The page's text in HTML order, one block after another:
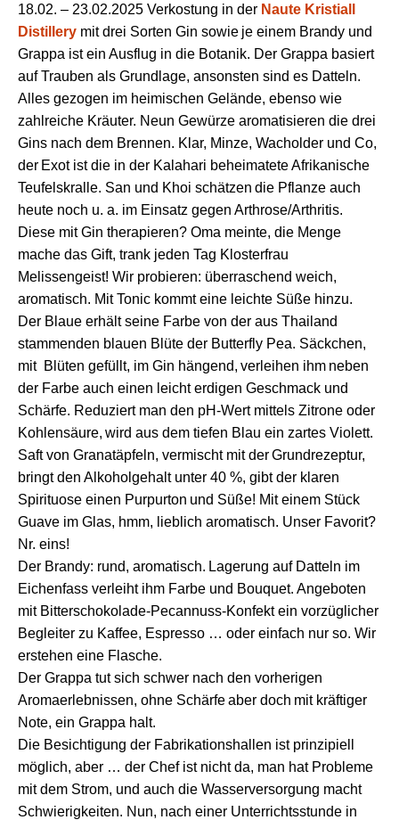
18.02. – 23.02.2025 Verkostung in der Naute Kristiall
Distillery mit drei Sorten Gin sowie je einem Brandy und
Grappa istein Ausflug in die Botanik. Der Grappa basiert
auf Trauben als Grundlage, ansonsten sind es Datteln.
A lles gezogen im heimischen Gelände, ebenso wie
zahlreiche Kräuter. Neun Gewürze aromatisieren die drei
Gins nach dem Brennen. K lar, Minze, Wacholder und Co,
der Exot ist die in der Kalahari beheimateteAfrikanische
Teufelskralle. San und Khoi schätzen die Pflanze auch
heute noch u. a. im Einsatz gegen Arthrose/Arthritis.
Diese mit Gin therapieren? Oma meinte, die Menge
mache das Gift, trank jeden Tag Klosterfrau
Melissengeist! Wir probieren: überraschend weich,
aromatisch. Mit Tonic kommteine leichte Süße hinzu.
Der B laue erhält seine Farbe von der aus Thailand
stammenden blauen Blüte der Butterfly Pea. Säckchen,
mit Blüten gefüllt, im Gin hängend, verleihen ihm neben
der Farbe auch einen leicht erdigen Geschmack und
Schärfe. Reduziert man den pH-Wert mittels Zitrone oder
Kohlensäure, wird aus dem tiefen B lau ein zartes Violett.
Saft von Granatäpfeln, vermischt mit derGrundrezeptur,
bringtden Alkoholgehalt unter 40 %, gibt der klaren
Spirituose einen Purpurton und Süße! Mit einem Stück
Guave im Glas, hmm, lieblich aromatisch. Unser Favorit?
Nr. eins!
Der Brandy: rund, aromatisch. Lagerung auf Datteln im
Eichenfass verleiht ihm Farbe und Bouquet. Angeboten
mit Bitterschokolade-Pecannuss-Konfekt ein vorzüglicher
Begleiter zu Kaffee, Espresso … oder einfach nur so. Wir
erstehen eine Flasche.
Der Grappa tut sich schwer nach den vorherigen
Aromaerlebnissen, ohne Schärfeaber doch mit kräftiger
Note, ein Grappa halt.
Die Besichtigung der Fabrikationshallen ist prinzipiell
möglich, aber … der Chef ist nicht da, man hat Probleme
mit dem Strom, und auch die Wasserversorgung macht
Schwierigkeiten. Nun, nach einer Unterrichtsstunde in